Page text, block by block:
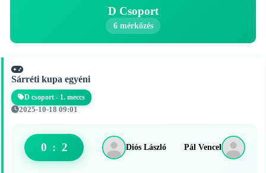
D Csoport
6 mérkőzés
Sárréti kupa egyéni
D csoport - 1. meccs
2025-10-18 09:01
Diós László
0 : 2 Pál Vencel